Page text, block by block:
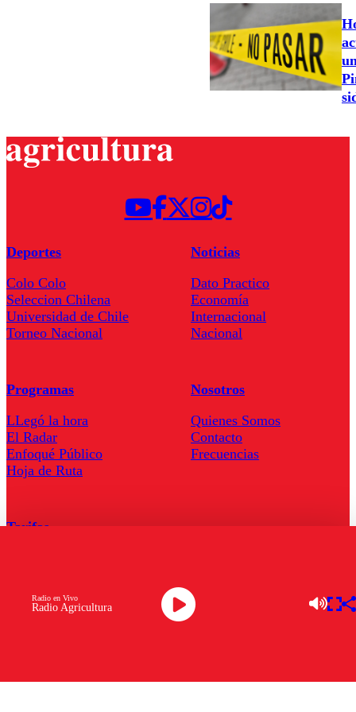
Radio Agricultura
Radio en Vivo
Deportes
Colo Colo
Seleccion Chilena
Universidad de Chile
Torneo Nacional
Noticias
Dato Practico
Economía
Internacional
Nacional
Programas
LLegó la hora
El Radar
Enfoqué Público
Hoja de Ruta
Nosotros
Quienes Somos
Contacto
Frecuencias
Tarifas
Descarga la APP